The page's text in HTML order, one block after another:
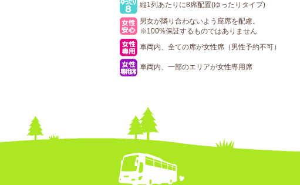
縦1列あたりに8席配置(ゆったりタイプ)
男女が隣り合わないよう座席を配慮。
※100%保証するものではありません
車両内、全ての席が女性席（男性予約不可）
車両内、一部のエリアが女性専用席